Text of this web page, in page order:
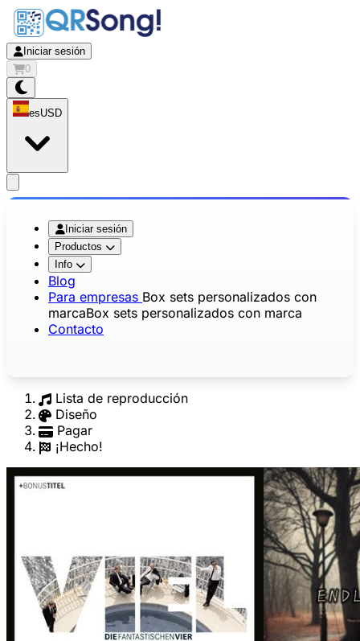
Iniciar sesión
0
esUSD
Iniciar sesión
Productos
Info
Blog
Para empresas Box sets personalizados con
marcaBox sets personalizados con marca
Contacto
Lista de reproducción
Diseño
Pagar
¡Hecho!